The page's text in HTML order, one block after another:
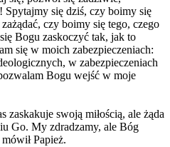
Spytajmy się dziś, czy boimy się
czy boimy się tego, czego
Bogu zaskoczyć tak, jak to
się w moich zabezpieczeniach:
w zabezpieczeniach
Bogu wejść w moje
zaskakuje swoją miłością, ale żąda
Go. My zdradzamy, ale Bóg
Papież.